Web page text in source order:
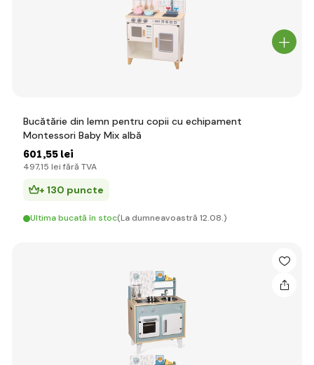
Bucătărie din lemn pentru copii cu echipament
Montessori Baby Mix albă
601,55 lei
497,15 lei fără TVA
+ 130 puncte
Ultima bucată în stoc(La dumneavoastră 12.08.)